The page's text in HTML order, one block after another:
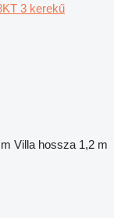
3 kerekű
Villa hossza 1,2 m